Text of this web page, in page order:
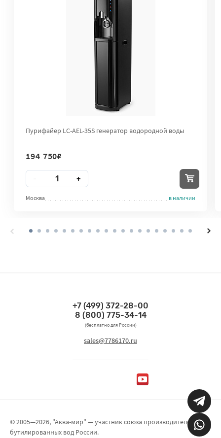
Пурифайер LC-AEL-35S генератор водородной воды
194 750₽
Количество +
Москва в наличии
Связаться по телефонам
+7 (499) 372-28-00
8 (800) 775-34-14
(бесплатно для России)
Связаться по email
sales@7786170.ru
Мы в социальных сетях
© 2005—2026, "Аква-мир" — участник союза производителей
бутилированных вод России.